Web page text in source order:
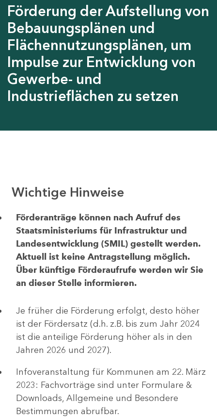
Förderung der Aufstellung von
Bebauungsplänen und
Flächennutzungsplänen, um
Impulse zur Entwicklung von
Gewerbe- und
Industrieflächen zu setzen
Wichtige Hinweise
Förderanträge können nach Aufruf des
Staatsministeriums für Infrastruktur und
Landesentwicklung (SMIL) gestellt werden.
Aktuell ist keine Antragstellung möglich.
Über künftige Förderaufrufe werden wir Sie
an dieser Stelle informieren.
Je früher die Förderung erfolgt, desto höher
ist der Fördersatz (d.h. z.B. bis zum Jahr 2024
ist die anteilige Förderung höher als in den
Jahren 2026 und 2027).
Infoveranstaltung für Kommunen am 22. März
2023: Fachvorträge sind unter Formulare &
Downloads, Allgemeine und Besondere
Bestimmungen abrufbar.